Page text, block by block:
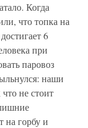
Когда
что топка на
6
при
паровоз
наши
не стоит
горбу и